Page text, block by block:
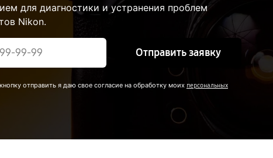
для диагностики и устранения проблем
Nikon.
Отправить заявку
отправить я даю свое согласие на обработку моих персональных